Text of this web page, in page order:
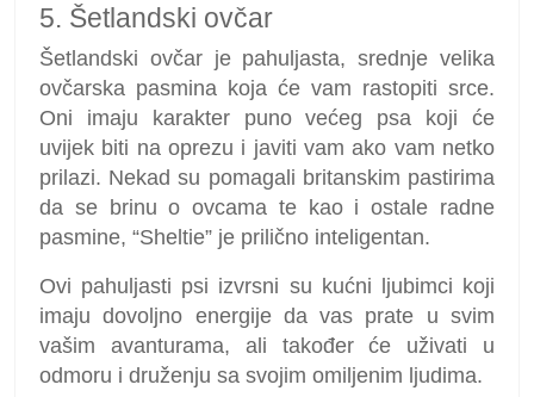
5. Šetlandski ovčar
Šetlandski ovčar je pahuljasta, srednje velika
ovčarska pasmina koja će vam rastopiti srce.
Oni imaju karakter puno većeg psa koji će
uvijek biti na oprezu i javiti vam ako vam netko
prilazi. Nekad su pomagali britanskim pastirima
da se brinu o ovcama te kao i ostale radne
pasmine, “Sheltie” je prilično inteligentan.
Ovi pahuljasti psi izvrsni su kućni ljubimci koji
imaju dovoljno energije da vas prate u svim
vašim avanturama, ali također će uživati u
odmoru i druženju sa svojim omiljenim ljudima.